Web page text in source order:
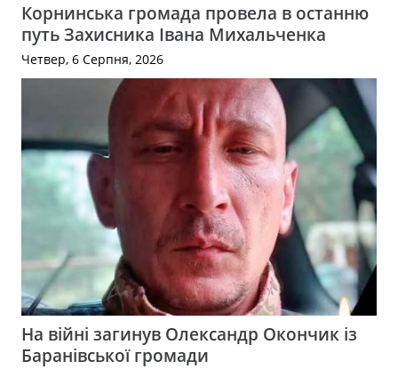
Корнинська громада провела в останню
путь Захисника Івана Михальченка
Четвер, 6 Серпня, 2026
На війні загинув Олександр Окончик із
Баранівської громади